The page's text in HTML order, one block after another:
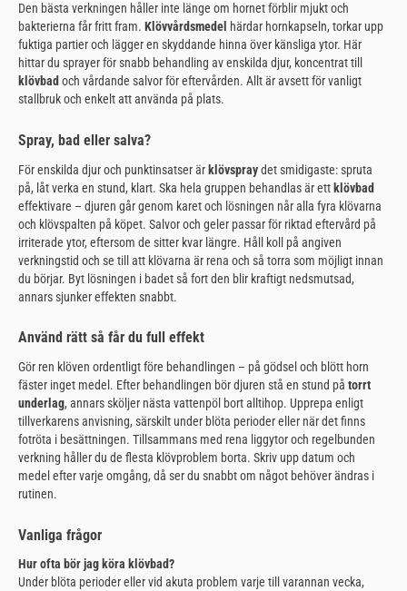
Den bästa verkningen håller inte länge om hornet förblir mjukt och
bakterierna får fritt fram. Klövvårdsmedel härdar hornkapseln, torkar upp
fuktiga partier och lägger en skyddande hinna över känsliga ytor. Här
hittar du sprayer för snabb behandling av enskilda djur, koncentrat till
klövbad och vårdande salvor för eftervården. Allt är avsett för vanligt
stallbruk och enkelt att använda på plats.
Spray, bad eller salva?
För enskilda djur och punktinsatser är klövspraydet smidigaste: spruta
på, låt verka en stund, klart. Ska hela gruppen behandlas är ett klövbad
effektivare – djuren går genom karet och lösningen når alla fyra klövarna
och klövspalten på köpet. Salvor och geler passar för riktad eftervård på
irriterade ytor, eftersom de sitter kvar längre. Håll koll på angiven
verkningstid och se till att klövarna är rena och så torra som möjligt innan
du börjar. Byt lösningen i badet så fort den blir kraftigt nedsmutsad,
annars sjunker effekten snabbt.
Använd rätt så får du full effekt
Gör ren klöven ordentligt före behandlingen – på gödsel och blött horn
fäster inget medel. Efter behandlingen bör djuren stå en stund på torrt
underlag, annars sköljer nästa vattenpöl bort alltihop. Upprepa enligt
tillverkarens anvisning, särskilt under blöta perioder eller när det finns
fotröta i besättningen. Tillsammans med rena liggytor och regelbunden
verkning håller du de flesta klövproblem borta. Skriv upp datum och
medel efter varje omgång, då ser du snabbt om något behöver ändras i
rutinen.
Vanliga frågor
Hur ofta bör jag köra klövbad?
Under blöta perioder eller vid akuta problem varje till varannan vecka,